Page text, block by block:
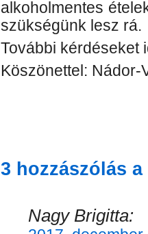
alkoholmentes
szükségünk lesz rá.
További kérdéseket
Köszönettel: Nádor-
3 hozzászólás
Nagy Brigitta: